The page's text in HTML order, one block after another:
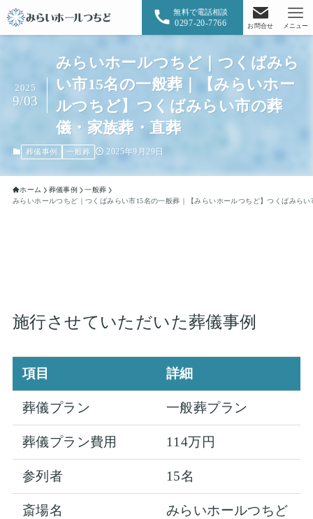
無料で電話相談
0297-20-7766 お問合せ メニュー
みらいホールつちど｜つくばみら
い市15名の一般葬｜【みらいホー
ルつちど】つくばみらい市の葬
儀・家族葬・直葬
2025
9/03
葬儀事例 一般葬 2025年9月29日
ホーム 葬儀事例
一般葬
みらいホールつちど｜つくばみらい市15名の一般葬｜【みらいホールつちど】つくばみら
施行させていただいた葬儀事例
項目 詳細
葬儀プラン 一般葬プラン
葬儀プラン費用 114万円
参列者 15名
斎場名
みらいホールつちど